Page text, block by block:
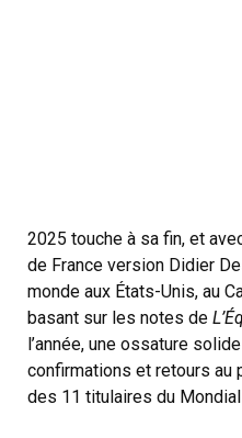
2025 touche à sa fin, et
de France version Didier
monde aux États-Unis, au
basant sur les notes de
l’année, une ossature
confirmations et retours au
des 11 titulaires du